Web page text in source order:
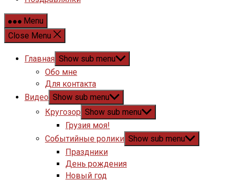
Menu
Close Menu
Главная Show sub menu
Обо мне
Для контакта
Видео Show sub menu
Кругозор Show sub menu
Грузия моя!
Событийные ролики Show sub menu
Праздники
День рождения
Новый год